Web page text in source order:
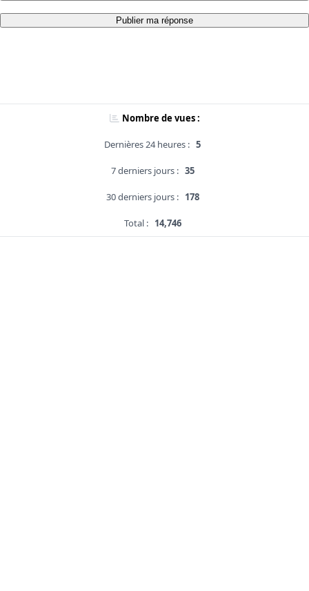
Publier ma réponse
Nombre de vues :
Dernières 24 heures : 5
7 derniers jours : 35
30 derniers jours : 178
Total : 14,746